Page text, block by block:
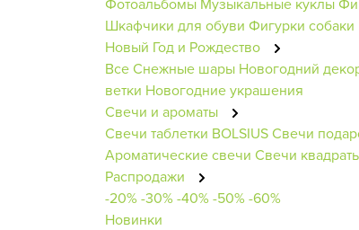
Шкафчики для обуви Фигурки собаки
Новый Год и Рождество
Все Снежные шары Новогодний
ветки Новогодние украшения
Свечи и ароматы
Свечи таблетки BOLSIUSСвечи
Ароматические свечи Свечи
Распродажи
-20%-30%-40%-50%-60%
Новинки